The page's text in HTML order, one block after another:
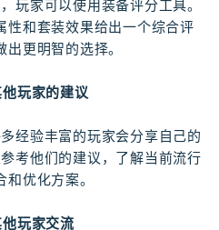
玩家可以使用装备评分工具。
性和套装效果给出一个综合评
更明智的选择。
玩家的建议
经验丰富的玩家会分享自己的
考他们的建议，了解当前流行
和优化方案。
玩家交流